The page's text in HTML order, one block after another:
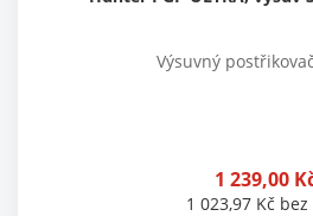
Výsuvný
1 239,00
1 023,97 Kč bez